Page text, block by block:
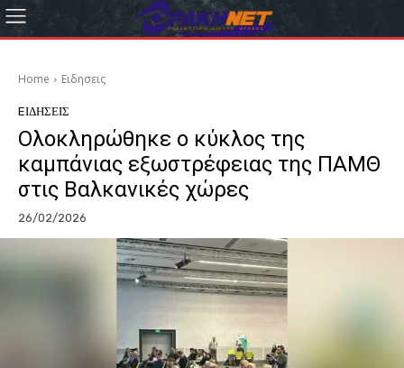
Home Eιδησεις
EΙΔΗΣΕΙΣ
Ολοκληρώθηκε ο κύκλος της
καμπάνιας εξωστρέφειας της ΠΑΜΘ
στις Βαλκανικές χώρες
26/02/2026